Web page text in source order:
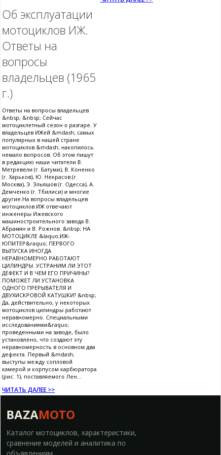
Об эксплуатации
мотоциклов ИЖ.
Ответы на
вопросы
владельцев (1965
г.)
Ответы на вопросы владельцев
&nbsp; &nbsp; Сейчас
мотоциклетный сезон о разгаре. У
владельцев ИЖей &mdash; самых
популярных в нашей стране
мотоциклов &mdash; накопилось
немало вопросов. Об этом пишут
в редакцию наши читатели В.
Метревели (г. Батуми), В. Коненко
(г. Харьков), Ю. Некрасов (г.
Москва), Э. Эльяшов (г. Одесса), А.
Демченко (г. Тбилиси) и многие
другие.На вопросы владельцев
мотоциклов ИЖ отвечают
инженеры Ижевского
машиностроительного завода В.
Абрамян и В. Рожнов. &nbsp; НА
МОТОЦИКЛЕ &laquo;ИЖ-
ЮПИТЕР&raquo; ПЕРВОГО
ВЫПУСКА ИНОГДА
НЕРАВНОМЕРНО РАБОТАЮТ
ЦИЛИНДРЫ. УСТРАНИМ ЛИ ЭТОТ
ДЕФЕКТ И В ЧЕМ ЕГО ПРИЧИНЫ?
ПОМОЖЕТ ЛИ УСТАНОВКА
ОДНОГО ПРЕРЫВАТЕЛЯ И
ДВУХИСКРОВОЙ КАТУШКИ? &nbsp;
Да, действительно, у некоторых
мотоциклов цилиндры работают
неравномерно. Специальными
исследованиями&raquo;
проведенными на заводе, было
установлено, что создают эту
неравномерность в основном два
дефекта. Первый &mdash;
выступы между сопловой
камерой и корпусом карбюратора
(рис. 1), поставляемого Лен...
ЧИТАТЬ ДАЛЕЕ >>
BAZAMOTO
Каталог мотоциклов, характеристики,
сравнение моделей и аналитика по